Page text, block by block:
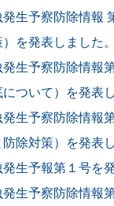
生予察防除情報
を発表しました。
生予察防除情報
ついて）を発表
生予察防除情報
除対策）を発表
生予報第１号を
生予察防除情報